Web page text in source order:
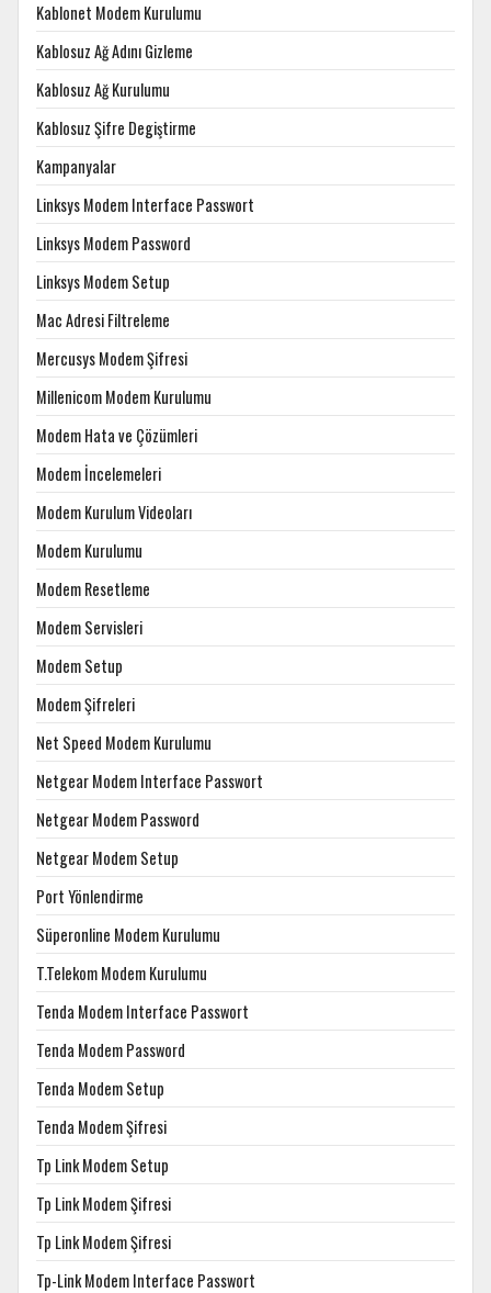
Kablonet Modem Kurulumu
Kablosuz Ağ Adını Gizleme
Kablosuz Ağ Kurulumu
Kablosuz Şifre Degiştirme
Kampanyalar
Linksys Modem Interface Passwort
Linksys Modem Password
Linksys Modem Setup
Mac Adresi Filtreleme
Mercusys Modem Şifresi
Millenicom Modem Kurulumu
Modem Hata ve Çözümleri
Modem İncelemeleri
Modem Kurulum Videoları
Modem Kurulumu
Modem Resetleme
Modem Servisleri
Modem Setup
Modem Şifreleri
Net Speed Modem Kurulumu
Netgear Modem Interface Passwort
Netgear Modem Password
Netgear Modem Setup
Port Yönlendirme
Süperonline Modem Kurulumu
T.Telekom Modem Kurulumu
Tenda Modem Interface Passwort
Tenda Modem Password
Tenda Modem Setup
Tenda Modem Şifresi
Tp Link Modem Setup
Tp Link Modem Şifresi
Tp Link Modem Şifresi
Tp-Link Modem Interface Passwort